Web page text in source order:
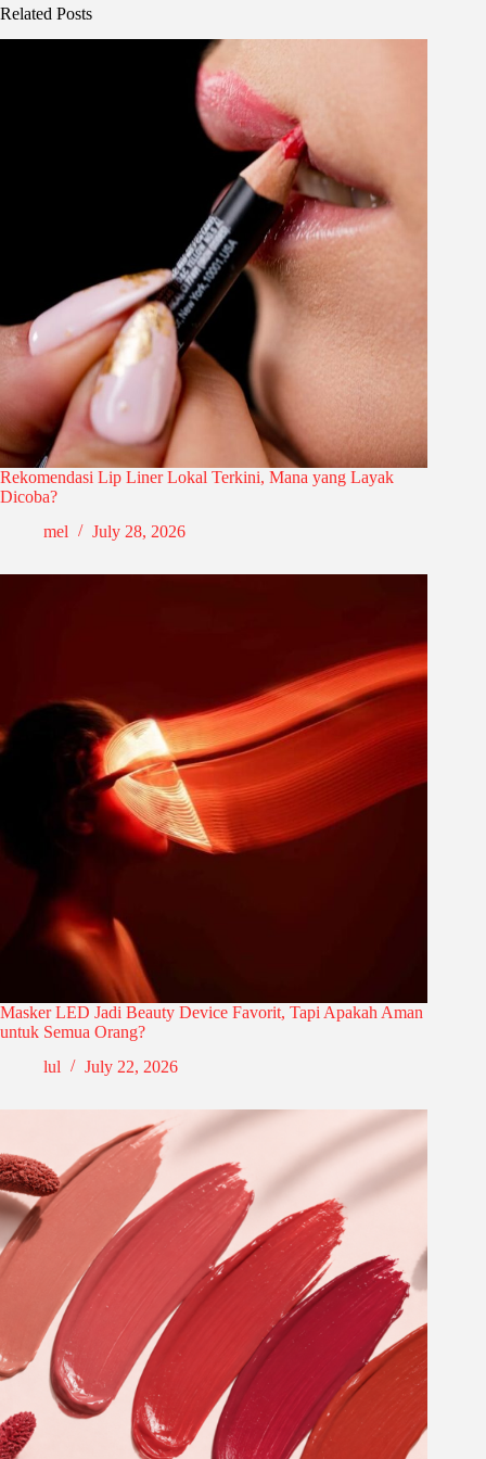
Related Posts
Rekomendasi Lip Liner Lokal Terkini, Mana yang Layak
Dicoba?
mel
July 28, 2026
Masker LED Jadi Beauty Device Favorit, Tapi Apakah Aman
untuk Semua Orang?
lul
July 22, 2026